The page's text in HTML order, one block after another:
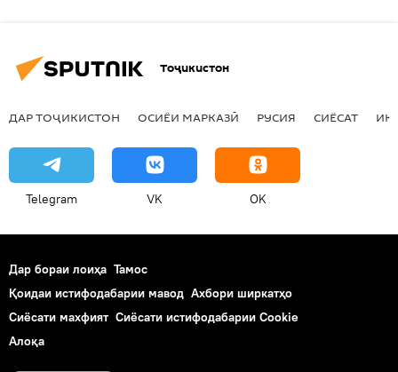
Тоҷикистон
ДАР ТОҶИКИСТОН ОСИЁИ МАРКАЗӢ РУСИЯ СИЁСАТ
Telegram VK OK
Дар бораи лоиҳа Тамос
Қоидаи истифодабарии мавод Ахбори ширкатҳо
Сиёсати махфият Сиёсати истифодабарии Cookie
Алоқа